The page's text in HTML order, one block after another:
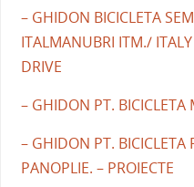
– GHIDON BICICLETA
ITALMANUBRI ITM./
DRIVE
– GHIDON PT.
– GHIDON PT. BICICLETA
PANOPLIE. – PROIECTE